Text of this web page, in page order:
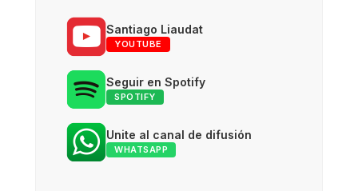
Santiago Liaudat
YOUTUBE
Seguir en Spotify
SPOTIFY
Unite al canal de difusión
WHATSAPP